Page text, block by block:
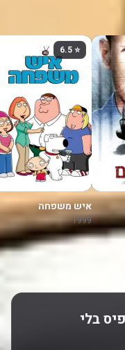
⭐ 6.5
איש משפחה
1999
בלי